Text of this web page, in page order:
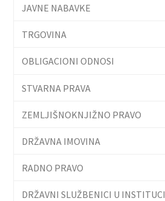
JAVNE NABAVKE
TRGOVINA
OBLIGACIONI ODNOSI
STVARNA PRAVA
ZEMLJIŠNOKNJIŽNO PRAVO
DRŽAVNA IMOVINA
RADNO PRAVO
DRŽAVNI SLUŽBENICI U